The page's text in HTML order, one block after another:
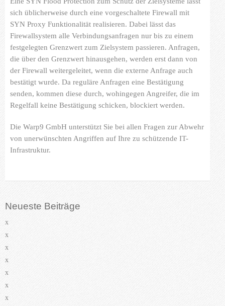
sich üblicherweise durch eine vorgeschaltete Firewall mit
SYN Proxy Funktionalität realisieren. Dabei lässt das
Firewallsystem alle Verbindungsanfragen nur bis zu einem
festgelegten Grenzwert zum Zielsystem passieren. Anfragen,
die über den Grenzwert hinausgehen, werden erst dann von
der Firewall weitergeleitet, wenn die externe Anfrage auch
bestätigt wurde. Da reguläre Anfragen eine Bestätigung
senden, kommen diese durch, wohingegen Angreifer, die im
Regelfall keine Bestätigung schicken, blockiert werden.
Die Warp9 GmbH unterstützt Sie bei allen Fragen zur Abwehr
von unerwünschten Angriffen auf Ihre zu schützende IT-
Infrastruktur.
Neueste Beiträge
x
x
x
x
x
x
x